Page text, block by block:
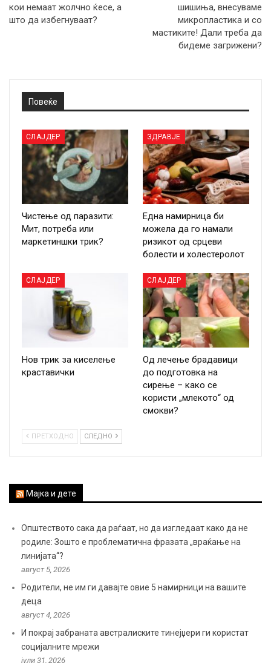
кои немаат жолчно ќесе, а
што да избегнуваат?
шишиња, внесуваме
микропластика и со
мастиките! Дали треба да
бидеме загрижени?
Повеќе
СЛАЈДЕР
Чистење од паразити:
Мит, потреба или
маркетиншки трик?
ЗДРАВЈЕ
Една намирница би
можела да го намали
ризикот од срцеви
болести и холестеролот
СЛАЈДЕР
Нов трик за киселење
краставички
СЛАЈДЕР
Од лечење брадавици
до подготовка на
сирење – како се
користи „млекото“ од
смокви?
ПРЕТХОДНО СЛЕДНО
Мајка и дете
Општеството сака да раѓаат, но да изгледаат како да не
родиле: Зошто е проблематична фразата „враќање на
линијата“?
август 5, 2026
Родители, не им ги давајте овие 5 намирници на вашите
деца
август 4, 2026
И покрај забраната австралиските тинејџери ги користат
социјалните мрежи
јули 31, 2026